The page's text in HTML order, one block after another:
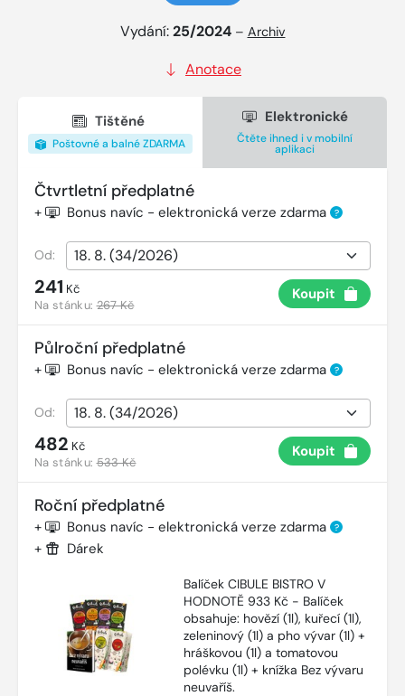
Vydání:25/2024 – Archiv
Anotace
Tištěné
Poštovné a balné ZDARMA
Elektronické
Čtěte ihned i v mobilní
aplikaci
Čtvrtletní předplatné
+ Bonus navíc - elektronická verze zdarma ?
Od:
241 Kč
Na stánku:267 Kč
Koupit
Půlroční předplatné
+ Bonus navíc - elektronická verze zdarma ?
Od:
482 Kč
Na stánku:533 Kč
Koupit
Roční předplatné
+ Bonus navíc - elektronická verze zdarma ?
+ Dárek
Balíček CIBULE BISTRO V
HODNOTĚ 933 Kč - Balíček
obsahuje: hovězí (1l), kuřecí (1l),
zeleninový (1l) a pho vývar (1l) +
hráškovou (1l) a tomatovou
polévku (1l) + knížka Bez vývaru
neuvaříš.